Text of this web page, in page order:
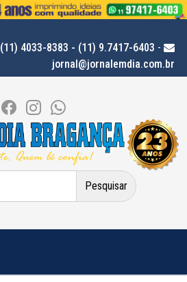
(11) 4033-8383 - (11) 9.7417-6403 -
jornal@jornalemdia.com.br